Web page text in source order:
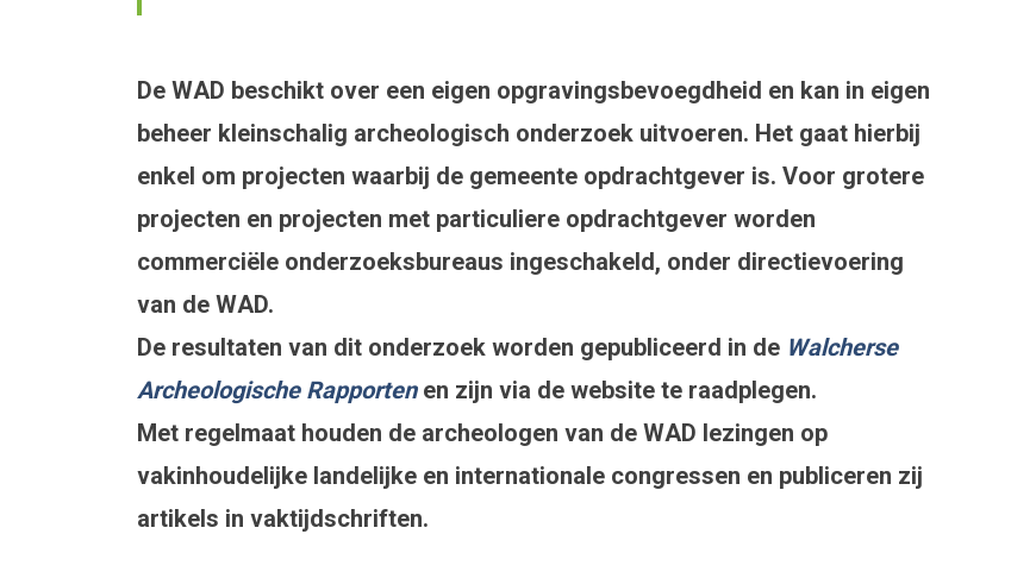
Waar ben je naar op zoek?
De WAD beschikt over een eigen opgravingsbevoegdheid en kan in eigen
beheer kleinschalig archeologisch onderzoek uitvoeren. Het gaat hierbij
enkel om projecten waarbij de gemeente opdrachtgever is. Voor grotere
projecten en projecten met particuliere opdrachtgever worden
commerciële onderzoeksbureaus ingeschakeld, onder directievoering
van de WAD.
De resultaten van dit onderzoek worden gepubliceerd in de Walcherse
Archeologische Rapportenen zijn via de website te raadplegen.
Met regelmaat houden de archeologen van de WAD lezingen op
vakinhoudelijke landelijke en internationale congressen en publiceren zij
artikels in vaktijdschriften.